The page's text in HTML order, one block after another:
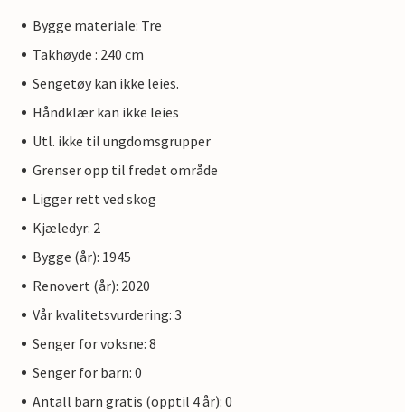
Bygge materiale: Tre
Takhøyde : 240 cm
Sengetøy kan ikke leies.
Håndklær kan ikke leies
Utl. ikke til ungdomsgrupper
Grenser opp til fredet område
Ligger rett ved skog
Kjæledyr: 2
Bygge (år): 1945
Renovert (år): 2020
Vår kvalitetsvurdering: 3
Senger for voksne: 8
Senger for barn: 0
Antall barn gratis (opptil 4 år): 0